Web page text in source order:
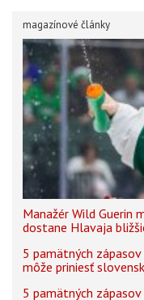
magazínové články
Manažér Wild Guerin
dostane Hlavaja
5 pamätných
môže priniesť
5 pamätných